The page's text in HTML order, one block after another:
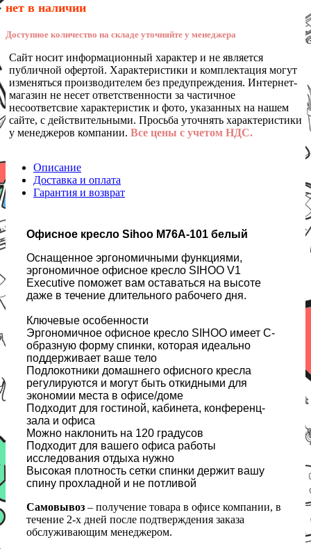
нет в наличии
Доступное количество на складе уточняйте у менеджера
Сайт носит информационный характер и не является
публичной офертой. Характеристики и комплектация могут
изменяться производителем без предупреждения. Интернет-
магазин не несет ответственности за частичное
несоответсвие характеристик и фото, указанных на нашем
сайте, с действительными. Просьба уточнять характеристики
у менеджеров компании. Все цены с учетом НДС.
Описание
Доставка и оплата
Гарантия и возврат
Офисное кресло Sihoo M76A-101 белый
Оснащенное эргономичными функциями,
эргономичное офисное кресло SIHOO V1
Executive поможет вам оставаться на высоте
даже в течение длительного рабочего дня.
Ключевые особенности
Эргономичное офисное кресло SIHOO имеет С-
образную форму спинки, которая идеально
поддерживает ваше тело
Подлокотники домашнего офисного кресла
регулируются и могут быть откидными для
экономии места в офисе/доме
Подходит для гостиной, кабинета, конференц-
зала и офиса
Можно наклонить на 120 градусов
Подходит для вашего офиса работы
исследования отдыха нужно
Высокая плотность сетки спинки держит вашу
спину прохладной и не потливой
Самовывоз – получение товара в офисе компании, в
течение 2-х дней после подтверждения заказа
обслуживающим менеджером.